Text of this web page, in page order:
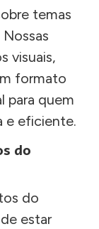
temas
visuais,
formato
para quem
e eficiente.
do
do
estar